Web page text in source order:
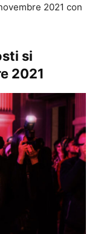
2021 con
si
2021